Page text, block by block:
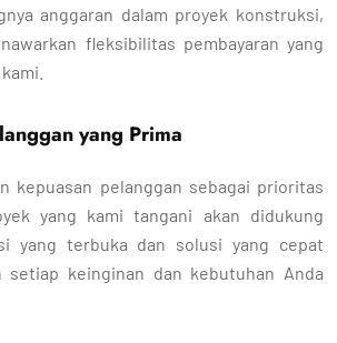
anggaran dalam proyek konstruksi,
fleksibilitas pembayaran yang
yang Prima
kepuasan pelanggan sebagai prioritas
yang kami tangani akan didukung
yang terbuka dan solusi yang cepat
setiap keinginan dan kebutuhan Anda